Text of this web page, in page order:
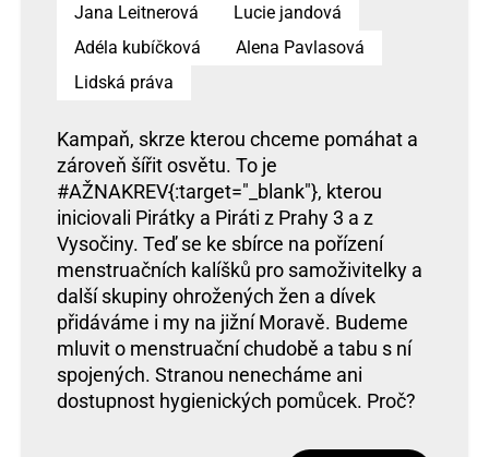
Jana Leitnerová
Lucie jandová
Adéla kubíčková
Alena Pavlasová
Lidská práva
Kampaň, skrze kterou chceme pomáhat a
zároveň šířit osvětu. To je
#AŽNAKREV{:target="_blank"}, kterou
iniciovali Pirátky a Piráti z Prahy 3 a z
Vysočiny. Teď se ke sbírce na pořízení
menstruačních kalíšků pro samoživitelky a
další skupiny ohrožených žen a dívek
přidáváme i my na jižní Moravě. Budeme
mluvit o menstruační chudobě a tabu s ní
spojených. Stranou nenecháme ani
dostupnost hygienických pomůcek. Proč?